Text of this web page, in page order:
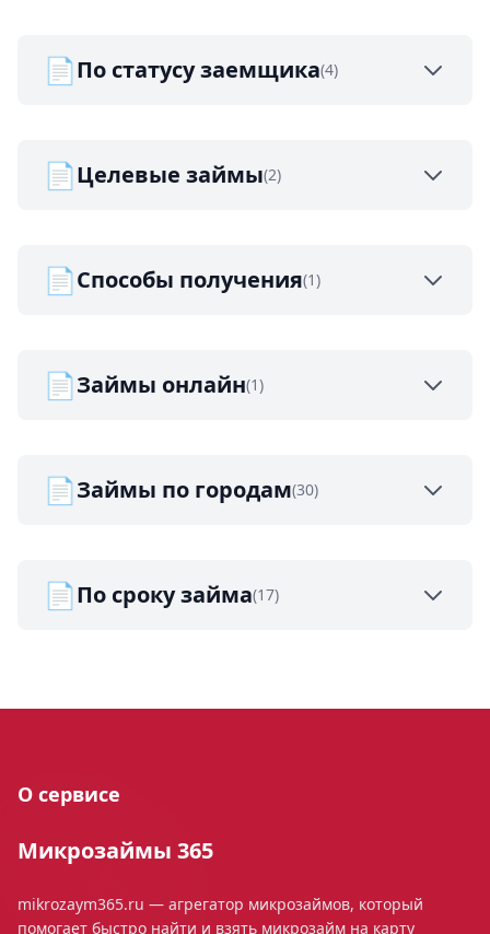
📄По статусу заемщика(4)
📄Целевые займы(2)
📄Способы получения(1)
📄Займы онлайн(1)
📄Займы по городам(30)
📄По сроку займа(17)
О сервисе
Микрозаймы 365
mikrozaym365.ru — агрегатор микрозаймов, который
помогает быстро найти и взять микрозайм на карту